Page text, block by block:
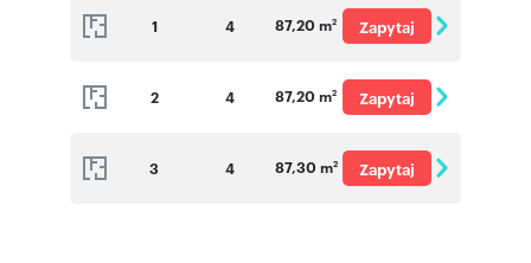
1 4 87,20 m2
Zapytaj
2 4 87,20 m2
Zapytaj
3 4 87,30 m2
Zapytaj